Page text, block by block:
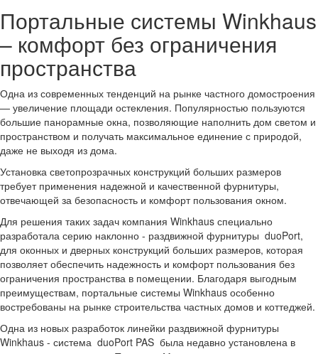
Портальные системы Winkhaus
– комфорт без ограничения
пространства
Одна из современных тенденций на рынке частного домостроения
— увеличение площади остекления. Популярностью пользуются
большие панорамные окна, позволяющие наполнить дом светом и
пространством и получать максимальное единение с природой,
даже не выходя из дома.
Установка светопрозрачных конструкций больших размеров
требует применения надежной и качественной фурнитуры,
отвечающей за безопасность и комфорт пользования окном.
Для решения таких задач компания Winkhaus специально
разработала серию наклонно - раздвижной фурнитуры duoPort,
для оконных и дверных конструкций больших размеров, которая
позволяет обеспечить надежность и комфорт пользования без
ограничения пространства в помещении. Благодаря выгодным
преимуществам, портальные системы Winkhaus особенно
востребованы на рынке строительства частных домов и коттеджей.
Одна из новых разработок линейки раздвижной фурнитуры
Winkhaus - система duoPort PAS была недавно установлена в